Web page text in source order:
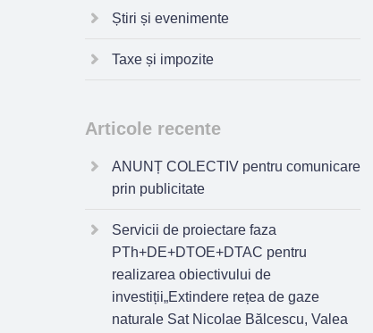
Știri și evenimente
Taxe și impozite
Articole recente
ANUNȚ COLECTIV pentru comunicare
prin publicitate
Servicii de proiectare faza
PTh+DE+DTOE+DTAC pentru
realizarea obiectivului de
investiții„Extindere rețea de gaze
naturale Sat Nicolae Bălcescu, Valea